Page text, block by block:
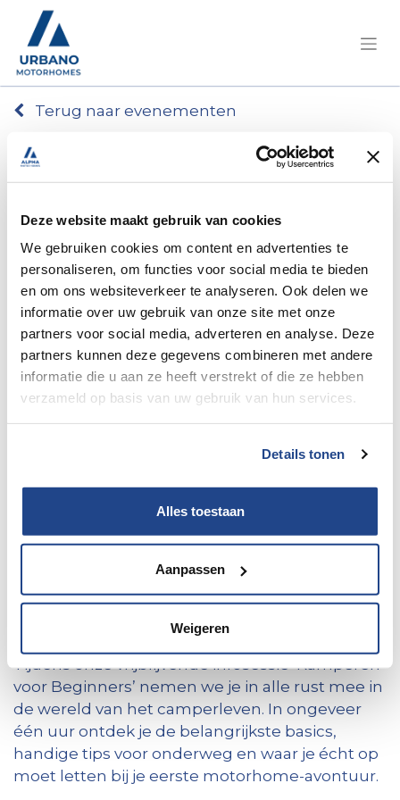
Deze website maakt gebruik van cookies
We gebruiken cookies om content en advertenties te
personaliseren, om functies voor social media te bieden
en om ons websiteverkeer te analyseren. Ook delen we
informatie over uw gebruik van onze site met onze
partners voor social media, adverteren en analyse. Deze
partners kunnen deze gegevens combineren met andere
informatie die u aan ze heeft verstrekt of die ze hebben
verzameld op basis van uw gebruik van hun services.
Details tonen
Alles toestaan
Aanpassen
Weigeren
Terug naar evenementen
Kamperen voor beginners - Aarschot
Tickets
Registraties zijngesloten
Registraties gesloten
Kamperen voor
beginners - Aarschot
Droom je van reizen met een motorhome,
maar weet je niet goed waar te beginnen?
Tijdens onze vrijblijvende infosessie ‘Kamperen
voor Beginners’ nemen we je in alle rust mee in
de wereld van het camperleven. In ongeveer
één uur ontdek je de belangrijkste basics,
handige tips voor onderweg en waar je écht op
moet letten bij je eerste motorhome-avontuur.